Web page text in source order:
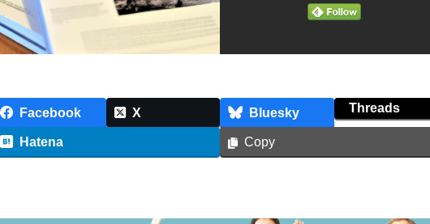
Facebook X Bluesky Threads
Hatena Copy